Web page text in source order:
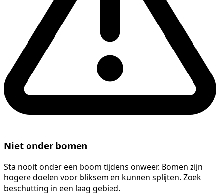
Niet onder bomen
Sta nooit onder een boom tijdens onweer. Bomen zijn
hogere doelen voor bliksem en kunnen splijten. Zoek
beschutting in een laag gebied.